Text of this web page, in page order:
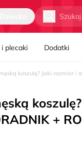
plecaki Dodatki
koszulę? Jaki rozmiar i
+